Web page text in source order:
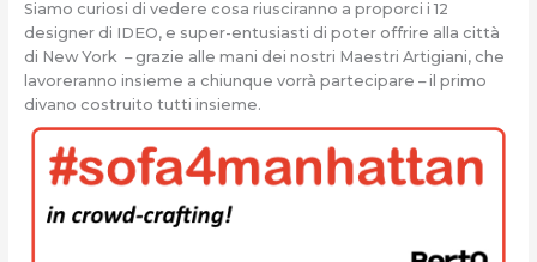
Siamo curiosi di vedere cosa riusciranno a proporci i 12
designer di IDEO, e super-entusiasti di poter offrire alla città
di New York – grazie alle mani dei nostri Maestri Artigiani, che
lavoreranno insieme a chiunque vorrà partecipare – il primo
divano costruito tutti insieme.